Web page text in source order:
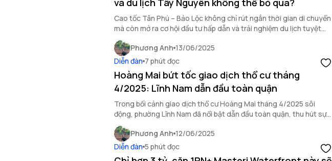
và du lịch Tây Nguyên không thể bỏ qua?
Cao tốc Tân Phú – Bảo Lộc không chỉ rút ngắn thời gian di chuyển
mà còn mở ra cơ hội đầu tư hấp dẫn và trải nghiệm du lịch tuyệt
vời cho Tây Nguyên.
Phương Anh 13/06/2025
Diễn đàn 7 phút đọc
Hoàng Mai bứt tốc giao dịch thổ cư tháng
4/2025: Lĩnh Nam dẫn đầu toàn quận
Trong bối cảnh giao dịch thổ cư Hoàng Mai tháng 4/2025 sôi
động, phường Lĩnh Nam đã nổi bật dẫn đầu toàn quận, thu hút sự
quan tâm của nhiều nhà đầu tư.
Phương Anh 12/06/2025
Diễn đàn 5 phút đọc